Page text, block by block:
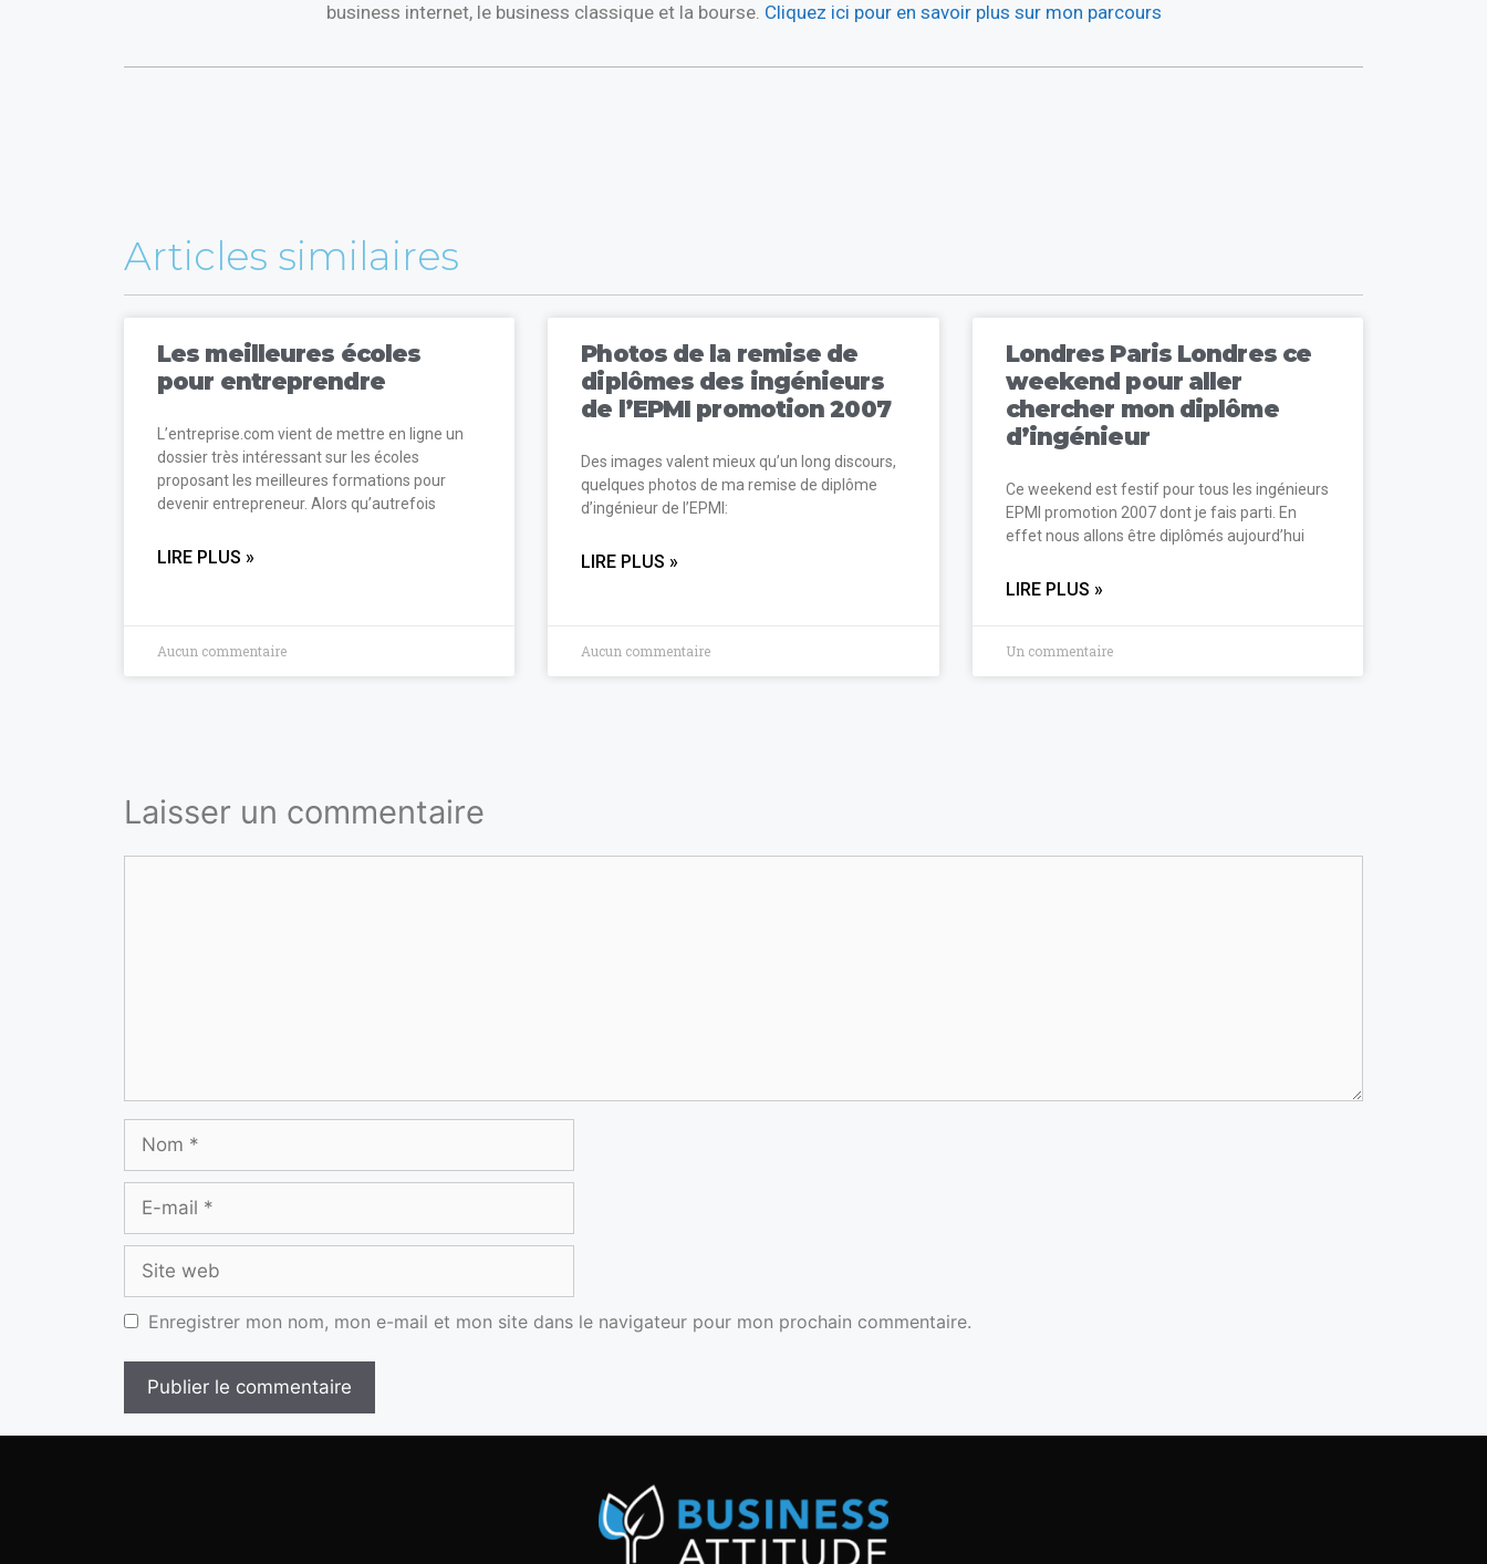
business internet, le business classique et la bourse. Cliquez ici pour en savoir plus sur mon parcours
Articles similaires
Les meilleures écoles
pour entreprendre
L’entreprise.com vient de mettre en ligne un
dossier très intéressant sur les écoles
proposant les meilleures formations pour
devenir entrepreneur. Alors qu’autrefois
LIRE PLUS »
Aucun commentaire
Photos de la remise de
diplômes des ingénieurs
de l’EPMI promotion 2007
Des images valent mieux qu’un long discours,
quelques photos de ma remise de diplôme
d’ingénieur de l’EPMI:
LIRE PLUS »
Aucun commentaire
Londres Paris Londres ce
weekend pour aller
chercher mon diplôme
d’ingénieur
Ce weekend est festif pour tous les ingénieurs
EPMI promotion 2007 dont je fais parti. En
effet nous allons être diplômés aujourd’hui
LIRE PLUS »
Un commentaire
Laisser un commentaire
Enregistrer mon nom, mon e-mail et mon site dans le navigateur pour mon prochain commentaire.